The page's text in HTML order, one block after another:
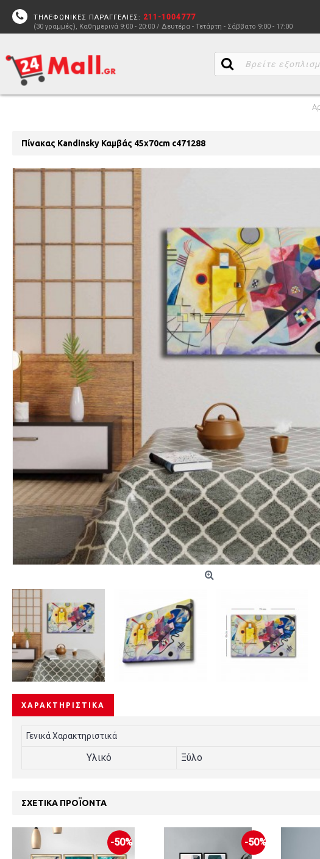
ΤΗΛΕΦΩΝΙΚΕΣ ΠΑΡΑΓΓΕΛΙΕΣ: 211-1004777
(30 γραμμές), Καθημερινά 9:00 - 20:00 / Δευτέρα - Τετάρτη - Σάββατο 9:00 - 17:00
Πίνακας Kandinsky Καμβάς 45x70cm c471288
ΧΑΡΑΚΤΗΡΙΣΤΙΚΆ
Γενικά Χαρακτηριστικά
Υλικό Ξύλο
ΣΧΕΤΙΚΆ ΠΡΟΪΌΝΤΑ
-50% -50%